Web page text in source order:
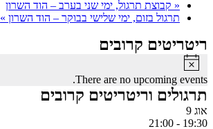
« קבוצת תרגול, ימי שני בערב – הוד השרון
תרגול בזום, ימי שלישי בבוקר – הוד השרון »
ריטריטים קרובים
Notice
There are no upcoming events.
תרגולים וריטריטים קרובים
אוג 9
19:30
-
21:00